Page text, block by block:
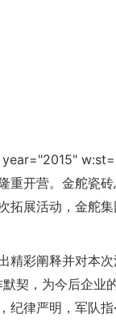
year="2015"
重开营。 金舵瓷
拓展活动， 金舵集
精彩阐释并对本
契，为今后企业
纪律严明，军队